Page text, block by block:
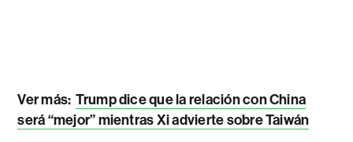
Ver más: Trump dice que la relación con China
será “mejor” mientras Xi advierte sobre Taiwán